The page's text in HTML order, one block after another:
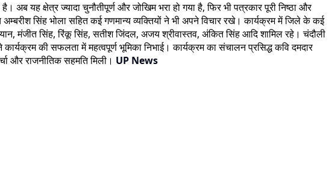
यह क्षेत्र ज्यादा चुनौतीपूर्ण और जोखिम भरा हो गया है, फिर भी पत्रकार पूरी निष्ठा और
अम्बरीश सिंह भोला सहित कई गणमान्य व्यक्तियों ने भी अपने विचार रखे। कार्यक्रम में जिले के कई
मंजीत सिंह, रिंकू सिंह, सतीश जिंदल, अजय श्रीवास्तव, अंकित सिंह आदि शामिल रहे। चंदौली
की सफलता में महत्वपूर्ण भूमिका निभाई। कार्यक्रम का संचालन प्रसिद्ध कवि दमदार
और राजनीतिक सहमति मिली। UP News